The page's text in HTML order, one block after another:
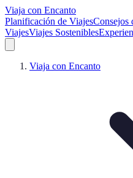
Viaja con Encanto
Planificación de ViajesConsejos
ViajesViajes Sostenibles
Viaja con Encanto